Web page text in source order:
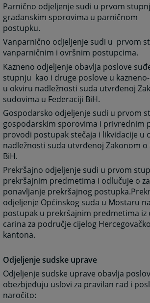
Parnično odjeljenje sudi u prvom
građanskim sporovima u parničnom
Vanparnično odjeljenje sudi u prvom
vanparničnim i ovršnim postupcima.
Kazneno odjeljenje obavlja poslove
stupnju kao i druge poslove u
u okviru nadležnosti suda utvrđenoj
sudovima u Federaciji BiH.
Gospodarsko odjeljenje sudi u prvom
gospodarskim sporovima i privrednim
provodi postupak stečaja i likvidacije u
nadležnosti suda utvrđenoj Zakonom o
BiH.
Prekršajno odjeljenje sudi u prvom
prekršajnim predmetima i odlučuje o
ponavljanje prekršajnog
odjeljenje Općinskog suda u Mostaru
postupak u prekršajnim predmetima iz
carina za područje cijelog
kantona.
Odjeljenje sudske uprave
Odjeljenje sudske uprave obavlja
obezbjeđuju uslovi za pravilan rad i
naročito: